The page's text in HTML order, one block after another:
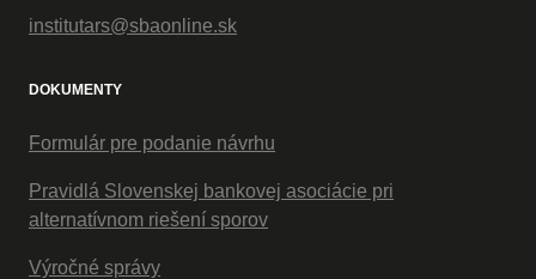
institutars@sbaonline.sk
DOKUMENTY
Formulár pre podanie návrhu
Pravidlá Slovenskej bankovej asociácie pri
alternatívnom riešení sporov
Výročné správy